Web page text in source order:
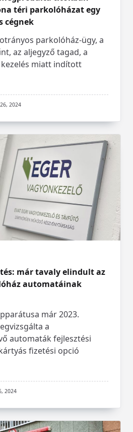
téri parkolóházat egy
cégnek
parkolóház-ügy, a
az aljegyző tagad, a
miatt indított
2024
már tavaly elindult az
automatáinak
már 2023.
a
automaták fejlesztési
fizetési opció
2024